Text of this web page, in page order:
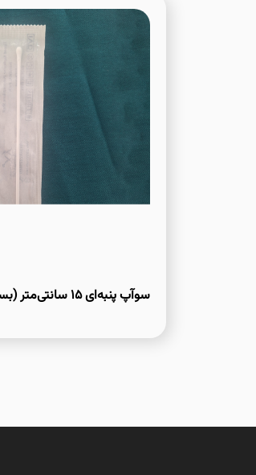
سوآپ پنبه‌ای ۱۵ سانتی‌متر (بسته ۱۰۰ عددی)